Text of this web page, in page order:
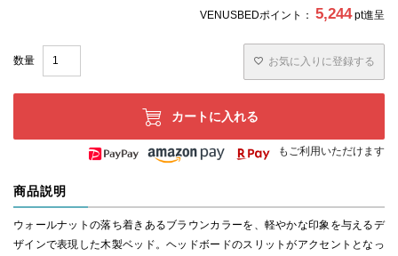
VENUSBEDポイント： 5,244 pt進呈
お気に入りに登録する
カートに入れる
もご利用いただけます
商品説明
ウォールナットの落ち着きあるブラウンカラーを、軽やかな印象を与えるデ
ザインで表現した木製ベッド。ヘッドボードのスリットがアクセントとなっ